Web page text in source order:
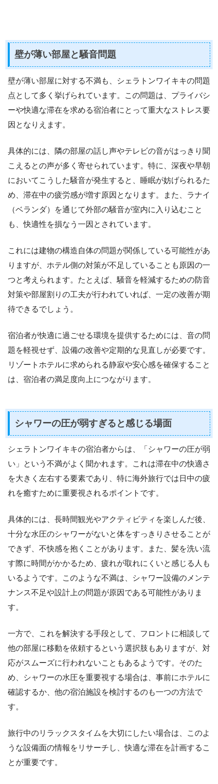
壁が薄い部屋と騒音問題
壁が薄い部屋に対する不満も、シェラトンワイキキの問題
点として多く挙げられています。この問題は、プライバシ
ーや快適な滞在を求める宿泊者にとって重大なストレス要
因となりえます。
具体的には、隣の部屋の話し声やテレビの音がはっきり聞
こえるとの声が多く寄せられています。特に、深夜や早朝
においてこうした騒音が発生すると、睡眠が妨げられるた
め、滞在中の疲労感が増す原因となります。また、ラナイ
（ベランダ）を通じて外部の騒音が室内に入り込むこと
も、快適性を損なう一因とされています。
これには建物の構造自体の問題が関係している可能性があ
りますが、ホテル側の対策が不足していることも原因の一
つと考えられます。たとえば、騒音を軽減するための防音
対策や部屋割りの工夫が行われていれば、一定の改善が期
待できるでしょう。
宿泊者が快適に過ごせる環境を提供するためには、音の問
題を軽視せず、設備の改善や定期的な見直しが必要です。
リゾートホテルに求められる静寂や安心感を確保すること
は、宿泊者の満足度向上につながります。
シャワーの圧が弱すぎると感じる場面
シェラトンワイキキの宿泊者からは、「シャワーの圧が弱
い」という不満がよく聞かれます。これは滞在中の快適さ
を大きく左右する要素であり、特に海外旅行では日中の疲
れを癒すために重要視されるポイントです。
具体的には、長時間観光やアクティビティを楽しんだ後、
十分な水圧のシャワーがないと体をすっきりさせることが
できず、不快感を抱くことがあります。また、髪を洗い流
す際に時間がかかるため、疲れが取れにくいと感じる人も
いるようです。このような不満は、シャワー設備のメンテ
ナンス不足や設計上の問題が原因である可能性がありま
す。
一方で、これを解決する手段として、フロントに相談して
他の部屋に移動を依頼するという選択肢もありますが、対
応がスムーズに行われないこともあるようです。そのた
め、シャワーの水圧を重要視する場合は、事前にホテルに
確認するか、他の宿泊施設を検討するのも一つの方法で
す。
旅行中のリラックスタイムを大切にしたい場合は、このよ
うな設備面の情報をリサーチし、快適な滞在を計画するこ
とが重要です。